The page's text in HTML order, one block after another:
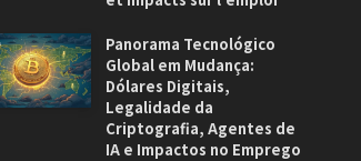
Panorama Tecnológico
Global em Mudança:
Dólares Digitais,
Legalidade da
Criptografia, Agentes de
IA e Impactos no Emprego